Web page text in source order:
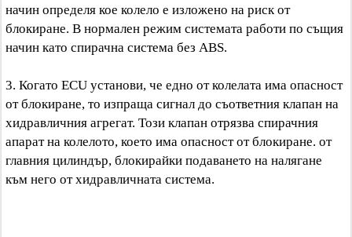
начин определя кое колело е изложено на риск от
блокиране. В нормален режим системата работи по същия
начин като спирачна система без ABS.
3. Когато ECU установи, че едно от колелата има опасност
от блокиране, то изпраща сигнал до съответния клапан на
хидравличния агрегат. Този клапан отрязва спирачния
апарат на колелото, което има опасност от блокиране. от
главния цилиндър, блокирайки подаването на налягане
към него от хидравличната система.